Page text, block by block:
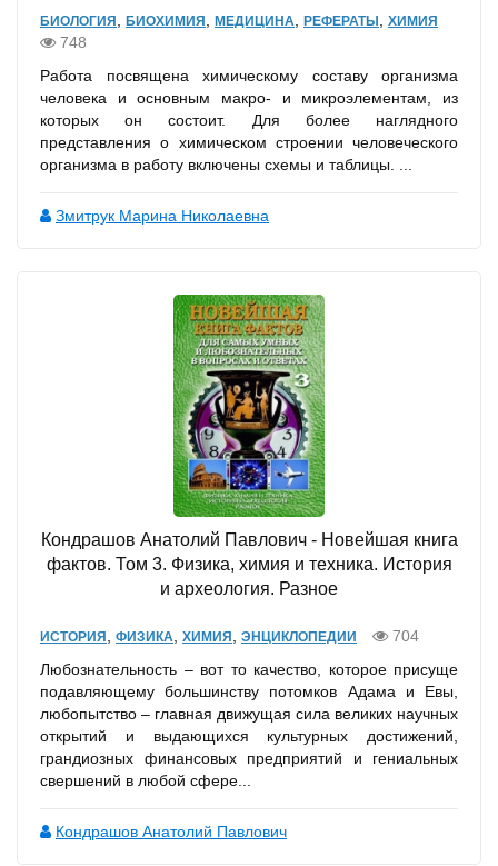
БИОЛОГИЯ БИОХИМИЯ МЕДИЦИНА РЕФЕРАТЫ ХИМИЯ
748
Работа посвящена химическому составу организма
человека и основным макро- и микроэлементам, из
которых он состоит. Для более наглядного
представления о химическом строении человеческого
организма в работу включены схемы и таблицы. ...
Змитрук Марина Николаевна
Кондрашов Анатолий Павлович - Новейшая книга
фактов. Том 3. Физика, химия и техника. История
и археология. Разное
ИСТОРИЯ ФИЗИКА ХИМИЯ ЭНЦИКЛОПЕДИИ
704
Любознательность – вот то качество, которое присуще
подавляющему большинству потомков Адама и Евы,
любопытство – главная движущая сила великих научных
открытий и выдающихся культурных достижений,
грандиозных финансовых предприятий и гениальных
свершений в любой сфере...
Кондрашов Анатолий Павлович